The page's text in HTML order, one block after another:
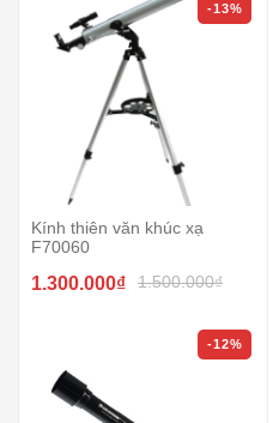
-13%
Kính thiên văn khúc xạ
F70060
1.300.000₫ 1.500.000₫
-12%